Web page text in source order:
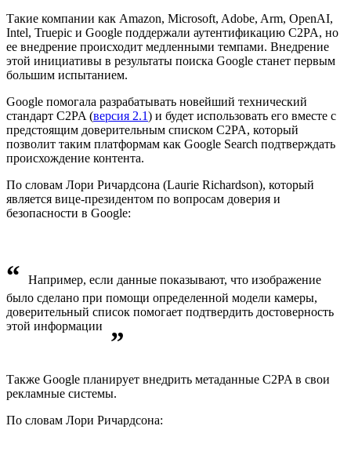
Такие компании как Amazon, Microsoft, Adobe, Arm, OpenAI,
Intel, Truepic и Google поддержали аутентификацию C2PA, но
ее внедрение происходит медленными темпами. Внедрение
этой инициативы в результаты поиска Google станет первым
большим испытанием.
Google помогала разрабатывать новейший технический
стандарт C2PA (версия 2.1) и будет использовать его вместе с
предстоящим доверительным списком C2PA, который
позволит таким платформам как Google Search подтверждать
происхождение контента.
По словам Лори Ричардсона (Laurie Richardson), который
является вице-президентом по вопросам доверия и
безопасности в Google:
“
Например, если данные показывают, что изображение
было сделано при помощи определенной модели камеры,
доверительный список помогает подтвердить достоверность
этой информации
”
Также Google планирует внедрить метаданные C2PA в свои
рекламные системы.
По словам Лори Ричардсона: